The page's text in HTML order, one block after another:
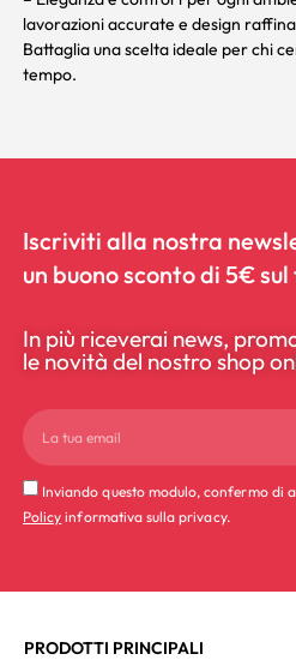
lavorazioni accurate e design
Battaglia una scelta ideale per chi
tempo.
Iscriviti alla nostra
un buono sconto di 5€
In più riceverai news,
le novità del nostro shop
Inviando questo modulo, confermo di
Policy informativa sulla privacy.
PRODOTTI PRINCIPALI